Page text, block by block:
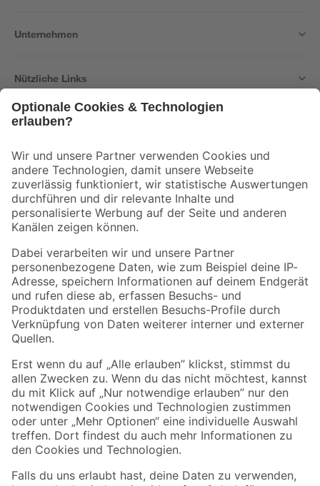
Unternehmen
Nützliche Links
Der toom Newsletter: Keine Angebote und Aktionen mehr verpassen!
Zur Newsletter Anmeldung
Folge uns
Zahlungsarten Versandarten
Sicher einkaufen
Jetzt die toom-App herunterladen